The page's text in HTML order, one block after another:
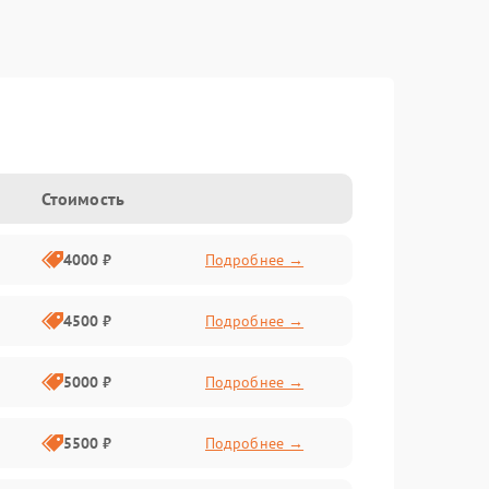
Стоимость
4000 ₽ Подробнее →
4500 ₽ Подробнее →
5000 ₽ Подробнее →
5500 ₽ Подробнее →